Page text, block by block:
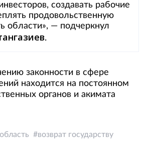
создавать рабочие
продовольственную
области», — подчеркнул
.
законности в сфере
находится на постоянном
органов и акимата
возврат государству